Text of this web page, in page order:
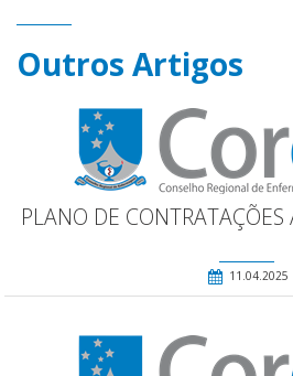
Outros Artigos
PLANO DE
11.04.2025